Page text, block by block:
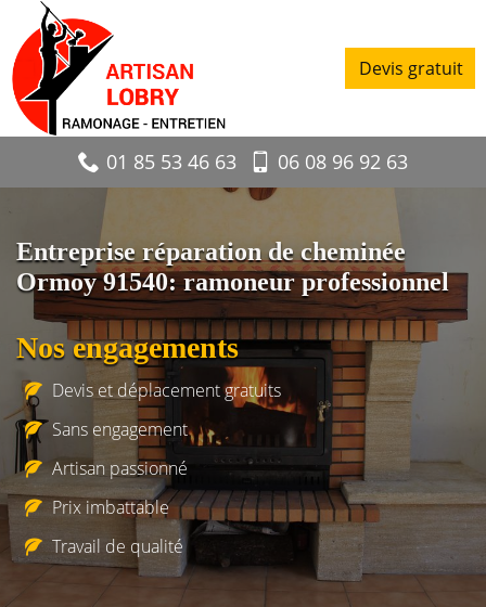
Devis gratuit
01 85 53 46 63 06 08 96 92 63
Entreprise réparation de cheminée
Ormoy 91540: ramoneur professionnel
Nos engagements
Devis et déplacement gratuits
Sans engagement
Artisan passionné
Prix imbattable
Travail de qualité